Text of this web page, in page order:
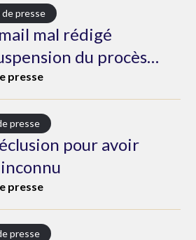
presse
mal rédigé
du procès
pour recel
presse
presse
pour avoir
presse
presse